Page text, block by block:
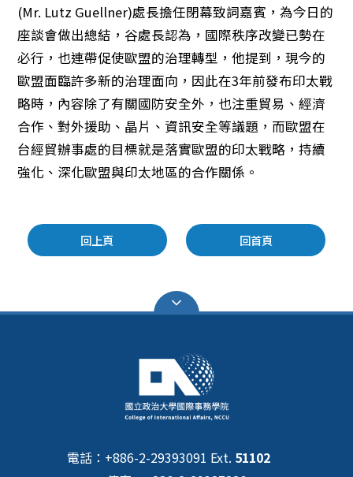
(Mr. Lutz Guellner)處長擔任閉幕致詞嘉賓，為今日的
座談會做出總結，谷處長認為，國際秩序改變已勢在
必行，也連帶促使歐盟的治理轉型，他提到，現今的
歐盟面臨許多新的治理面向，因此在3年前發布印太戰
略時，內容除了有關國防安全外，也注重貿易、經濟
合作、對外援助、晶片、資訊安全等議題，而歐盟在
台經貿辦事處的目標就是落實歐盟的印太戰略，持續
強化、深化歐盟與印太地區的合作關係。
回上頁 回首頁
電話：+886-2-29393091 Ext. 51102